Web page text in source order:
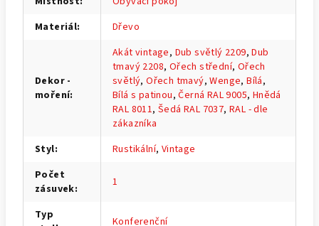
Materiál: Dřevo
Dekor -
moření:
Akát vintage, Dub světlý 2209,Dub
tmavý 2208, Ořech střední, Ořech
světlý,Ořech tmavý,Wenge,Bílá,
Bílá s patinou,Černá RAL 9005, Hnědá
RAL 8011,Šedá RAL 7037,RAL - dle
zákazníka
Styl: Rustikální, Vintage
Počet
zásuvek: 1
Typ
Konferenční